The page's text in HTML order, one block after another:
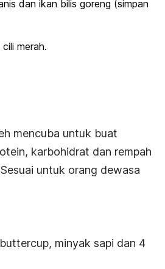
dan ikan bilis goreng (simpan
merah.
mencuba untuk buat
karbohidrat dan rempah
untuk orang dewasa
minyak sapi dan 4